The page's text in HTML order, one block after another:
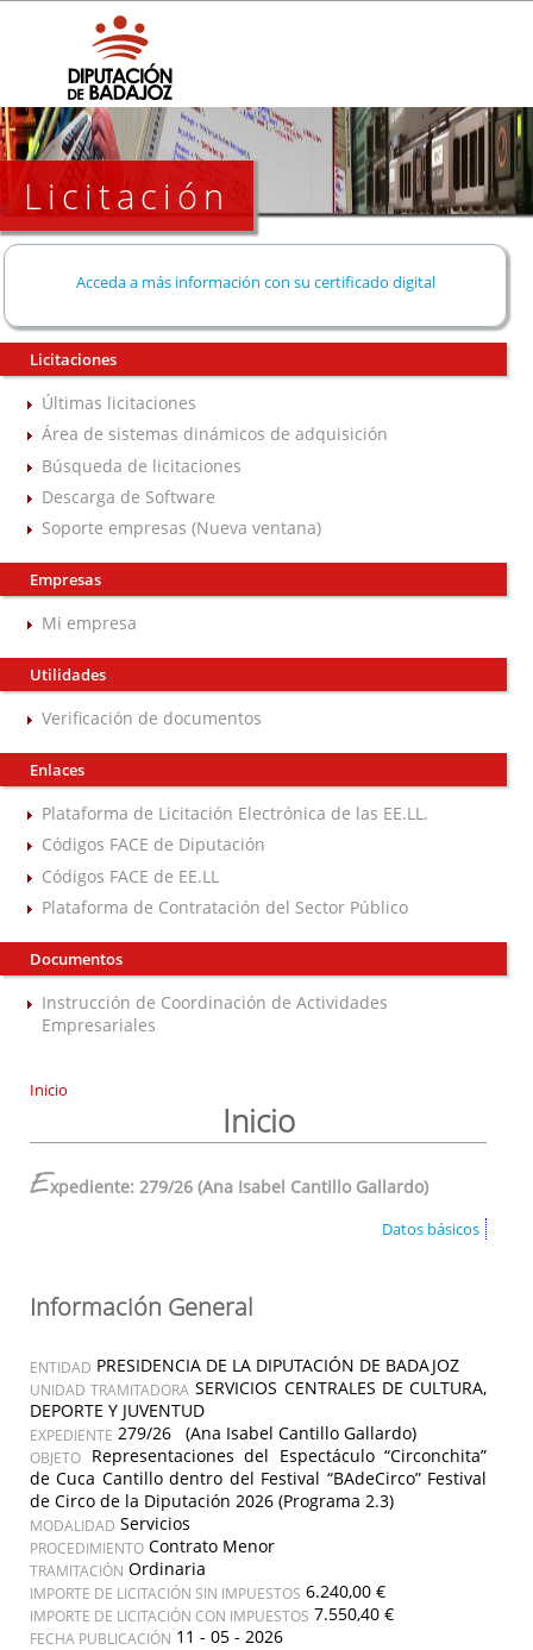
Licitación
Acceda a más información con su certificado digital
Licitaciones
Últimas licitaciones
Área de sistemas dinámicos de adquisición
Búsqueda de licitaciones
Descarga de Software
Soporte empresas (Nueva ventana)
Empresas
Mi empresa
Utilidades
Verificación de documentos
Enlaces
Plataforma de Licitación Electrónica de las EE.LL.
Códigos FACE de Diputación
Códigos FACE de EE.LL
Plataforma de Contratación del Sector Público
Documentos
Instrucción de Coordinación de Actividades
Empresariales
Inicio
Inicio
Expediente: 279/26 (Ana Isabel Cantillo Gallardo)
Datos básicos
Información General
ENTIDAD PRESIDENCIA DE LA DIPUTACIÓN DE BADAJOZ
UNIDAD TRAMITADORA SERVICIOS CENTRALES DE CULTURA,
DEPORTE Y JUVENTUD
EXPEDIENTE 279/26 (Ana Isabel Cantillo Gallardo)
OBJETO
Representaciones del Espectáculo “Circonchita”
de Cuca Cantillo dentro del Festival “BAdeCirco” Festival
de Circo de la Diputación 2026 (Programa 2.3)
MODALIDAD Servicios
PROCEDIMIENTO Contrato Menor
TRAMITACIÓN Ordinaria
IMPORTE DE LICITACIÓN SIN IMPUESTOS 6.240,00 €
IMPORTE DE LICITACIÓN CON IMPUESTOS 7.550,40 €
FECHA PUBLICACIÓN 11 - 05 - 2026